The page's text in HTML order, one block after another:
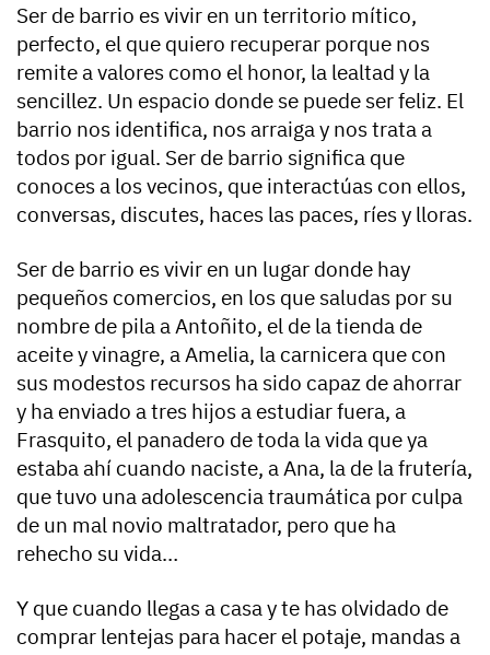
Ser de barrio es vivir en un territorio mítico,
perfecto, el que quiero recuperar porque nos
remite a valores como el honor, la lealtad y la
sencillez. Un espacio donde se puede ser feliz. El
barrio nos identifica, nos arraiga y nos trata a
todos por igual. Ser de barrio significa que
conoces a los vecinos, que interactúas con ellos,
conversas, discutes, haces las paces, ríes y lloras.
Ser de barrio es vivir en un lugar donde hay
pequeños comercios, en los que saludas por su
nombre de pila a Antoñito, el de la tienda de
aceite y vinagre, a Amelia, la carnicera que con
sus modestos recursos ha sido capaz de ahorrar
y ha enviado a tres hijos a estudiar fuera, a
Frasquito, el panadero de toda la vida que ya
estaba ahí cuando naciste, a Ana, la de la frutería,
que tuvo una adolescencia traumática por culpa
de un mal novio maltratador, pero que ha
rehecho su vida…
Y que cuando llegas a casa y te has olvidado de
comprar lentejas para hacer el potaje, mandas a